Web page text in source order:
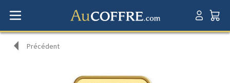
Précédent